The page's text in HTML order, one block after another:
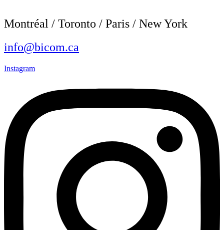
Montréal / Toronto / Paris / New York
info@bicom.ca
Instagram